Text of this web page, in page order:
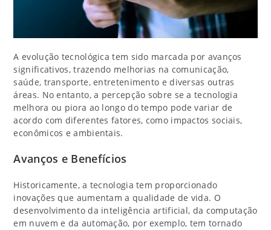
A evolução tecnológica tem sido marcada por avanços
significativos, trazendo melhorias na comunicação,
saúde, transporte, entretenimento e diversas outras
áreas. No entanto, a percepção sobre se a tecnologia
melhora ou piora ao longo do tempo pode variar de
acordo com diferentes fatores, como impactos sociais,
econômicos e ambientais.
Avanços e Benefícios
Historicamente, a tecnologia tem proporcionado
inovações que aumentam a qualidade de vida. O
desenvolvimento da inteligência artificial, da computação
em nuvem e da automação, por exemplo, tem tornado